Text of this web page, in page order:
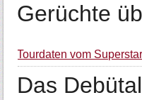
Gerüchte
Tourdaten vom
Das